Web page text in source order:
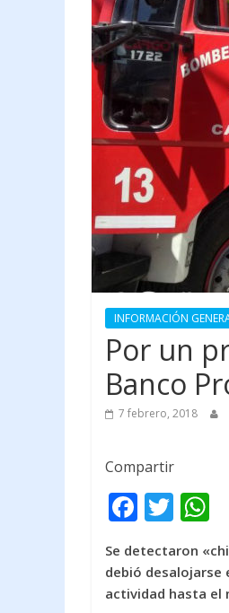
INFORMACIÓN
Por un
Banco
7 febrero, 2018
Compartir
F
e
b
T
itt
er
h
s
Se detectaron
debió desalojarse
actividad hasta el